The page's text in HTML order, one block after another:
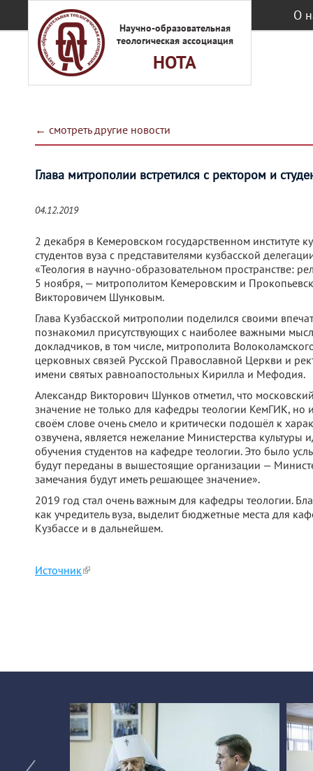
Перейти к основному содержанию
Научно-образовательная
теологическая ассоциация
НОТА
О
← смотреть другие новости
Глава митрополии встретился с ректором и
04.12.2019
2 декабря в Кемеровском государственном институте
студентов вуза с представителями кузбасской
«Теология в научно-образовательном пространстве:
5 ноября, — митрополитом Кемеровским и
Викторовичем Шунковым.
Глава Кузбасской митрополии поделился своими
познакомил присутствующих с наиболее важными
докладчиков, в том числе, митрополита
церковных связей Русской Православной Церкви и
имени святых равноапостольных Кирилла и Мефодия.
Александр Викторович Шунков отметил, что
значение не только для кафедры теологии КемГИК, но
своём слове очень смело и критически подошёл к
озвучена, является нежелание Министерства
обучения студентов на кафедре теологии. Это было
будут переданы в вышестоящие организации —
замечания будут иметь решающее значение».
2019 год стал очень важным для кафедры теологии.
как учредитель вуза, выделит бюджетные места для
Кузбассе и в дальнейшем.
Источник